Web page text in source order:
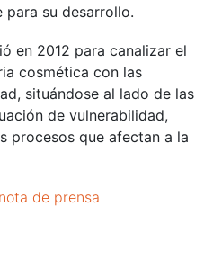
su desarrollo.
en 2012 para canalizar el
cosmética con las
situándose al lado de las
de vulnerabilidad,
procesos que afectan a la
de prensa